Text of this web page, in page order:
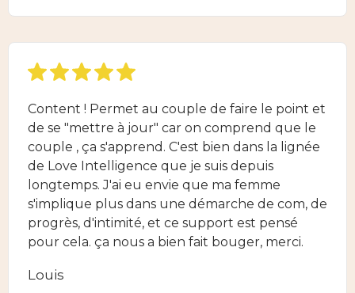
Content ! Permet au couple de faire le point et
de se "mettre à jour" car on comprend que le
couple , ça s'apprend. C'est bien dans la lignée
de Love Intelligence que je suis depuis
longtemps. J'ai eu envie que ma femme
s'implique plus dans une démarche de com, de
progrès, d'intimité, et ce support est pensé
pour cela. ça nous a bien fait bouger, merci.
Louis